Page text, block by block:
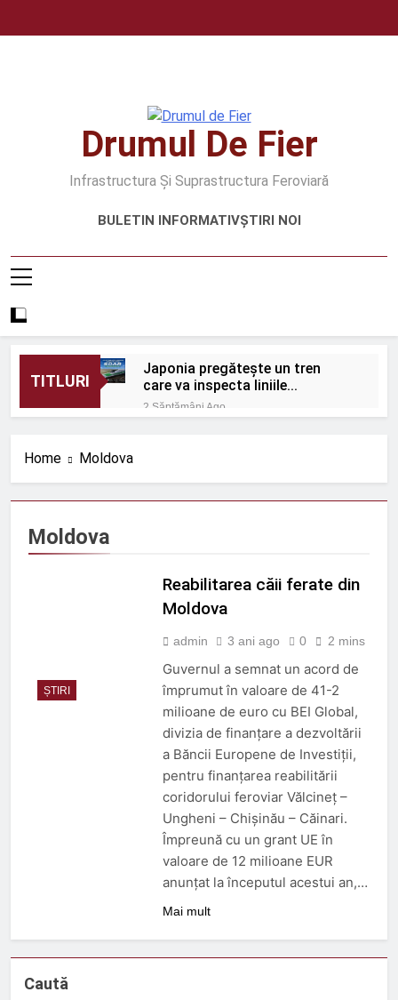
Drumul De Fier
Infrastructura Și Suprastructura Feroviară
BULETIN INFORMATIVȘTIRI NOI
TITLURI
Japonia pregătește un tren
care va inspecta liniile
Shinkansen cu o viteză de 320
km/h
2 Săptămâni Ago
Protecție eficientă împotriva
zgomotului feroviar
2 Săptămâni Ago
ORDIN nr. 670 din 9 iulie
2026
2 Săptămâni Ago
Rolul telecomenzii în
operațiuni feroviare mai
sigure
ROBEL MAȘINI ȘI SCULE
3 Luni Ago
Trenul push-pull cu două
niveluri al ÖBB
3 Luni Ago
ORDIN nr. 326 din 2 aprilie
2026
3 Luni Ago
DECIZIE nr. 24 din 12
Home Moldova
Moldova
ȘTIRI
Reabilitarea căii ferate din
Moldova
admin 3 ani ago 0 2 mins
Guvernul a semnat un acord de
împrumut în valoare de 41-2
milioane de euro cu BEI Global,
divizia de finanțare a dezvoltării
a Băncii Europene de Investiții,
pentru finanțarea reabilitării
coridorului feroviar Vălcineț –
Ungheni – Chișinău – Căinari.
Împreună cu un grant UE în
valoare de 12 milioane EUR
anunțat la începutul acestui an,…
Mai mult
Caută